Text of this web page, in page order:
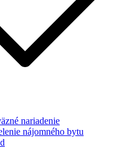
nariadenie
nájomného bytu